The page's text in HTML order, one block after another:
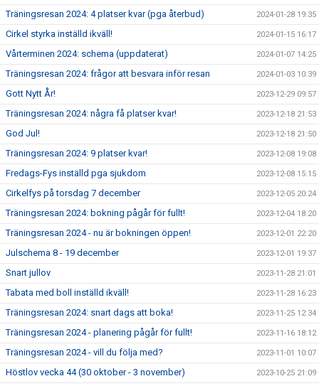
Träningsresan 2024: 4 platser kvar (pga återbud) 2024-01-28 19:35
Cirkel styrka inställd ikväll! 2024-01-15 16:17
Vårterminen 2024: schema (uppdaterat) 2024-01-07 14:25
Träningsresan 2024: frågor att besvara inför resan 2024-01-03 10:39
Gott Nytt År! 2023-12-29 09:57
Träningsresan 2024: några få platser kvar! 2023-12-18 21:53
God Jul! 2023-12-18 21:50
Träningsresan 2024: 9 platser kvar! 2023-12-08 19:08
Fredags-Fys inställd pga sjukdom 2023-12-08 15:15
Cirkelfys på torsdag 7 december 2023-12-05 20:24
Träningsresan 2024: bokning pågår för fullt! 2023-12-04 18:20
Träningsresan 2024 - nu är bokningen öppen! 2023-12-01 22:20
Julschema 8 - 19 december 2023-12-01 19:37
Snart jullov 2023-11-28 21:01
Tabata med boll inställd ikväll! 2023-11-28 16:23
Träningsresan 2024: snart dags att boka! 2023-11-25 12:34
Träningsresan 2024 - planering pågår för fullt! 2023-11-16 18:12
Träningsresan 2024 - vill du följa med? 2023-11-01 10:07
Höstlov vecka 44 (30 oktober - 3 november) 2023-10-25 21:09